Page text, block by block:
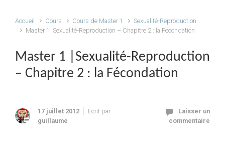
Accueil Cours Cours de Master 1
Sexualité-Reproduction
Master 1 |Sexualité-Reproduction – Chapitre 2 : la Fécondation
Master 1 |Sexualité-Reproduction
– Chapitre 2 : la Fécondation
17 juillet 2012
Ecrit par
guillaume
Laisser un
commentaire